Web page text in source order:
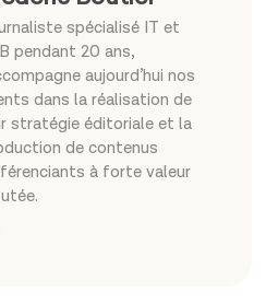
spécialisé IT et
pendant 20 ans,
aujourd’hui nos
dans la réalisation de
stratégie éditoriale et la
de contenus
à forte valeur